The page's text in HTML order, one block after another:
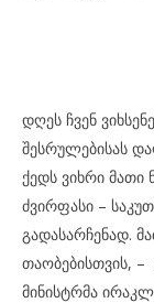
დღეს ჩვენ
შესრულებისას
ქედს ვიხრი მათი
ძვირფასი –
გადასარჩენად.
თაობებისთვის, –
მინისტრმა